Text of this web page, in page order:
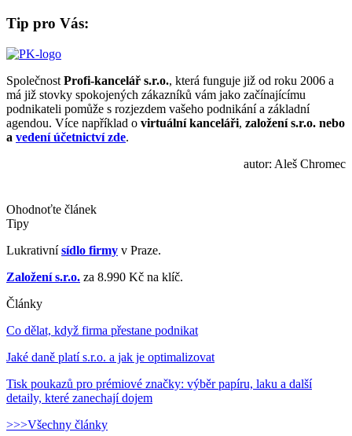
Tip pro Vás:
Společnost Profi-kancelář s.r.o., která funguje již od roku 2006 a
má již stovky spokojených zákazníků vám jako začínajícímu
podnikateli pomůže s rozjezdem vašeho podnikání a základní
agendou. Více například o virtuální kanceláři, založení s.r.o. nebo
a vedení účetnictví zde.
autor: Aleš Chromec
Ohodnoťte článek
Tipy
Lukrativnísídlo firmy v Praze.
Založení s.r.o. za 8.990 Kč na klíč.
Články
Co dělat, když firma přestane podnikat
Jaké daně platí s.r.o. a jak je optimalizovat
Tisk poukazů pro prémiové značky: výběr papíru, laku a další
detaily, které zanechají dojem
>>>Všechny články